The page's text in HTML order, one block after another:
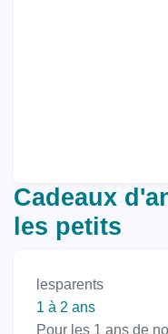
Cadeaux
les petits
lesparents
1 à 2 ans
Pour les 1 ans de